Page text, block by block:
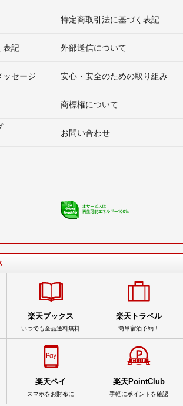
特定商取引法に基づく表記
表記 外部送信について
セージ 安心・安全のための取り組み
商標権について
お問い合わせ
楽天ブックス
いつでも全品送料無料
楽天トラベル
簡単宿泊予約！
楽天ペイ
スマホをお財布に
楽天PointClub
手軽にポイントを確認